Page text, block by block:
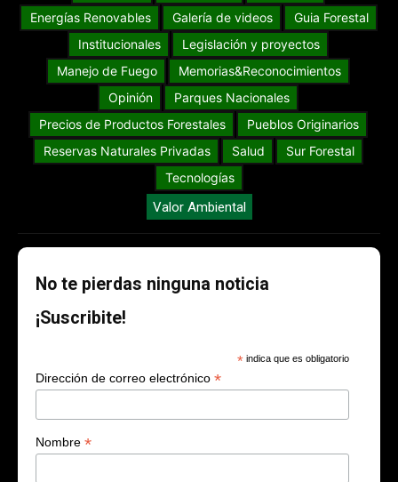
Energías Renovables
Galería de videos
Guia Forestal
Institucionales
Legislación y proyectos
Manejo de Fuego
Memorias&Reconocimientos
Opinión
Parques Nacionales
Precios de Productos Forestales
Pueblos Originarios
Reservas Naturales Privadas
Salud
Sur Forestal
Tecnologías
Valor Ambiental
No te pierdas ninguna noticia
¡Suscribite!
* indica que es obligatorio
Dirección de correo electrónico *
Nombre *